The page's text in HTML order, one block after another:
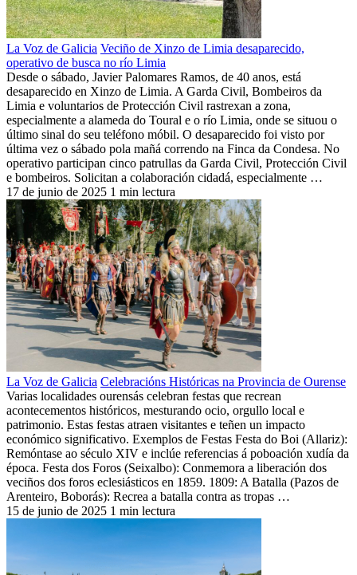
La Voz de Galicia Veciño de Xinzo de Limia desaparecido,
operativo de busca no río Limia
Desde o sábado, Javier Palomares Ramos, de 40 anos, está
desaparecido en Xinzo de Limia. A Garda Civil, Bombeiros da
Limia e voluntarios de Protección Civil rastrexan a zona,
especialmente a alameda do Toural e o río Limia, onde se situou o
último sinal do seu teléfono móbil. O desaparecido foi visto por
última vez o sábado pola mañá correndo na Finca da Condesa. No
operativo participan cinco patrullas da Garda Civil, Protección Civil
e bombeiros. Solicitan a colaboración cidadá, especialmente …
17 de junio de 2025 1 min lectura
La Voz de Galicia Celebracións Históricas na Provincia de Ourense
Varias localidades ourensás celebran festas que recrean
acontecementos históricos, mesturando ocio, orgullo local e
patrimonio. Estas festas atraen visitantes e teñen un impacto
económico significativo. Exemplos de Festas Festa do Boi (Allariz):
Remóntase ao século XIV e inclúe referencias á poboación xudía da
época. Festa dos Foros (Seixalbo): Conmemora a liberación dos
veciños dos foros eclesiásticos en 1859. 1809: A Batalla (Pazos de
Arenteiro, Boborás): Recrea a batalla contra as tropas …
15 de junio de 2025 1 min lectura